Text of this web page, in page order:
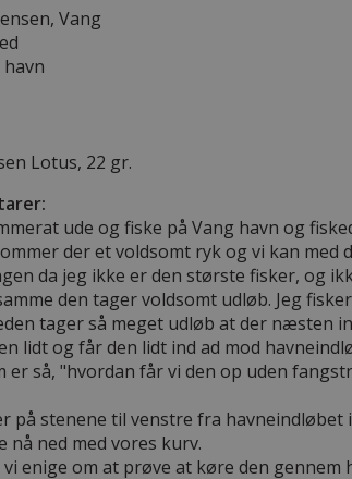
Vang
Lotus, 22 gr.
ude og fiske på Vang havn og
der et voldsomt ryk og vi kan
da jeg ikke er den største fisker, og
den tager voldsomt udløb. Jeg
tager så meget udløb at der næsten
lidt og får den lidt ind ad mod
så, "hvordan får vi den op uden
på stenene til venstre fra
nå ned med vores kurv.
enige om at prøve at køre den